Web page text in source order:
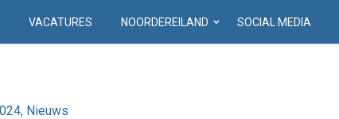
VACATURES NOORDEREILAND SOCIAL MEDIA
Nieuws